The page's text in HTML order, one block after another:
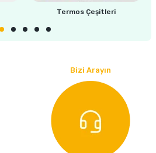
Termos Çeşitleri
Bizi Arayın